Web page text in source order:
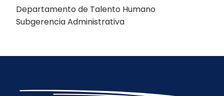
Departamento de Talento Humano
Subgerencia Administrativa